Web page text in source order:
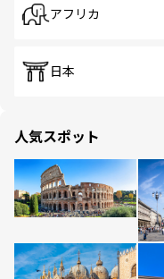
アフリカ
日本
人気スポット